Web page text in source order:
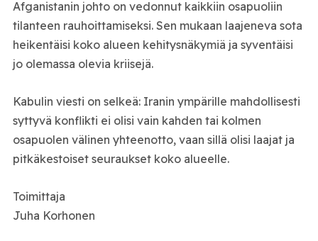
Afganistanin johto on vedonnut kaikkiin osapuoliin
tilanteen rauhoittamiseksi. Sen mukaan laajeneva sota
heikentäisi koko alueen kehitysnäkymiä ja syventäisi
jo olemassa olevia kriisejä.
Kabulin viesti on selkeä: Iranin ympärille mahdollisesti
syttyvä konflikti ei olisi vain kahden tai kolmen
osapuolen välinen yhteenotto, vaan sillä olisi laajat ja
pitkäkestoiset seuraukset koko alueelle.
Toimittaja
Juha Korhonen